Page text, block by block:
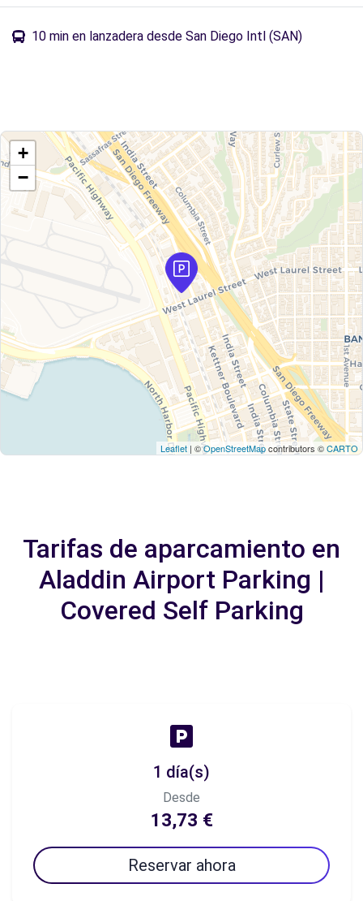
10 min en lanzadera desde San Diego Intl (SAN)
+
−
Leaflet | ©OpenStreetMapcontributors ©CARTO
Tarifas de aparcamiento en
Aladdin Airport Parking |
Covered Self Parking
1 día(s)
Desde
13,73 €
Reservar ahora